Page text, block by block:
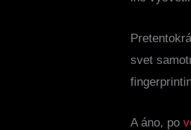
svet
A áno, po